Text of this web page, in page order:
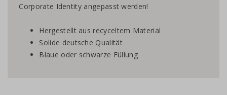
Corporate Identity angepasst werden!
Hergestellt aus recyceltem Material
Solide deutsche Qualität
Blaue oder schwarze Füllung